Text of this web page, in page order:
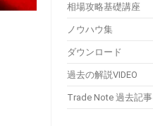
相場攻略基礎講座
ノウハウ集
ダウンロード
過去の解説VIDEO
Trade Note 過去記事